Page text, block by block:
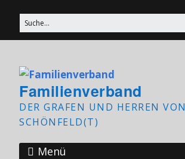
Familienverband
DER GRAFEN UND HERREN VON
SCHÖNFELD(T)
Menü